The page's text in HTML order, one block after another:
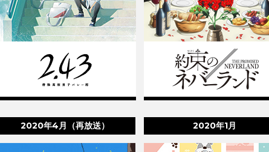
2020年4月（再放送） 2020年1月